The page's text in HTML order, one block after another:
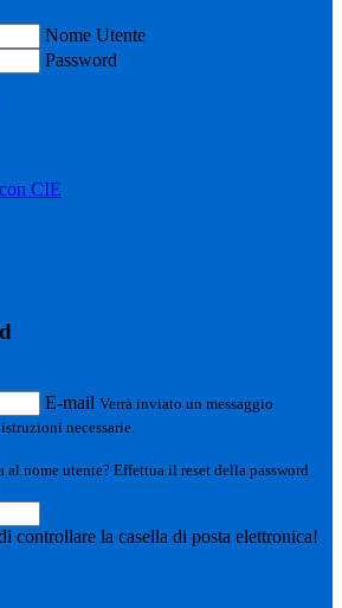
Nome Utente
Password
CIE
E-mail Verrà inviato un messaggio
necessarie.
al nome utente? Effettua il reset della password
controllare la casella di posta elettronica!